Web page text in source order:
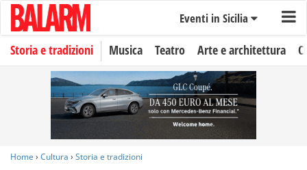
Eventi in Sicilia
Storia e tradizioni Musica Teatro Arte e architettura
Home › Cultura › Storia e tradizioni